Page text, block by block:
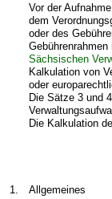
Vor der
dem
oder des
Sächsischen
Kalkulation von
oder
Die Sätze 3 und
Die Kalkulation
1.
Allgemeines